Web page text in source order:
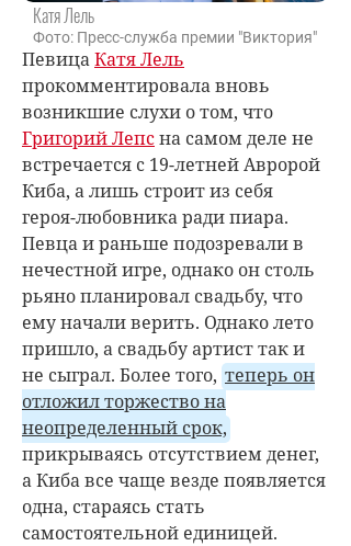
Катя Лель
Фото: Пресс-служба премии "Виктория"
ПевицаКатя Лель
прокомментировала вновь
возникшие слухи о том, что
Григорий Лепсна самом деле не
встречается с 19-летнейАвророй
Киба, а лишь строит из себя
героя-любовника ради пиара.
Певца и раньше подозревали в
нечестной игре, однако он столь
рьяно планировал свадьбу, что
ему начали верить. Однако лето
пришло, а свадьбу артист так и
не сыграл. Более того, теперь он
отложил торжество на
неопределенный срок,
прикрываясь отсутствием денег,
а Киба все чаще везде появляется
одна, стараясь стать
самостоятельной единицей.